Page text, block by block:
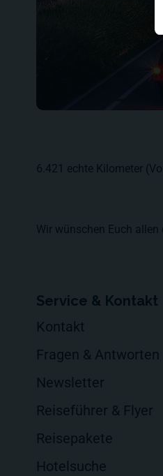
6.421 echte Kilometer
Wir wünschen Euch allen
Service & Kontakt
Kontakt
Fragen & Antworten
Newsletter
Reiseführer & Flyer
Reisepakete
Hotelsuche